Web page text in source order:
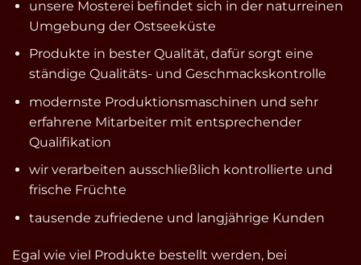
unsere Mosterei befindet sich in der naturreinen
Umgebung der Ostseeküste
Produkte in bester Qualität, dafür sorgt eine
ständige Qualitäts- und Geschmackskontrolle
modernste Produktionsmaschinen und sehr
erfahrene Mitarbeiter mit entsprechender
Qualifikation
wir verarbeiten ausschließlich kontrollierte und
frische Früchte
tausende zufriedene und langjährige Kunden
Egal wie viel Produkte bestellt werden, bei